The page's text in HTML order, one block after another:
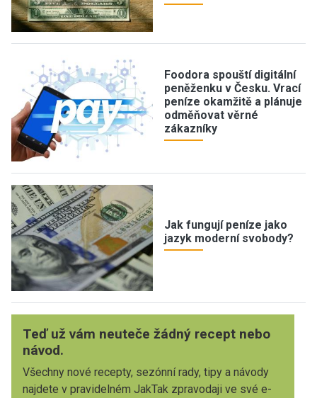
Foodora spouští digitální
peněženku v Česku. Vrací
peníze okamžitě a plánuje
odměňovat věrné
zákazníky
Jak fungují peníze jako
jazyk moderní svobody?
Teď už vám neuteče žádný recept nebo
návod.
Všechny nové recepty, sezónní rady, tipy a návody
najdete v pravidelném JakTak zpravodaji ve své e-